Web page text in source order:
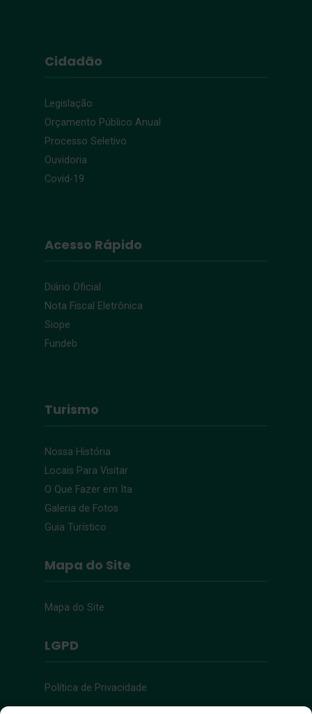
Cidadão
Legislação
Orçamento Público Anual
Processo Seletivo
Ouvidoria
Covid-19
Acesso Rápido
Diário Oficial
Nota Fiscal Eletrônica
Siope
Fundeb
Turismo
Nossa História
Locais Para Visitar
O Que Fazer em Ita
Galeria de Fotos
Guia Turístico
Mapa do Site
Mapa do Site
LGPD
Política de Privacidade